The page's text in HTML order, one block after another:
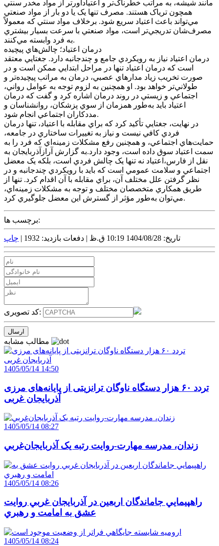
مانند شيشه، به مراتب خطرناک‌تر و اعتيادآورتر از مواد مخدر سنتي
همچون ترياک هستند. مصرف تنها يک يا دو بار از مواد صنعتي
مي‌تواند باعث اعتياد سريع شود. برخلاف مواد سنتي که معمولاً
مصرف‌شان تدريجي‌تر است، مواد صنعتي با سرعت بسيار بيشتري
به فرد وابسته مي‌کنند.
درمان اعتياد؛ چالش‌هاي پيچيده
درمان اعتياد نياز به رويکردي جامع و چندجانبه دارد. جغتايي معتقد
است که درمان اعتياد تنها در مراحل ابتدايي ممکن است و در
صورت تخريب زياد مدارهاي عصبي، درمان به مراتب پيچيده‌تر و
طولاني‌تر خواهد بود. او همچنين به لزوم توجه به عوامل رواني،
اجتماعي و زيستي در روند درمان اشاره کرد و گفت که درمان
اعتياد بايد به‌طور همزمان از سوي پزشکان، روانشناسان و
مددکاران اجتماعي انجام شود.
در نهايت، جغتايي تأکيد کرد که براي مقابله با اعتياد، تنها درمان
فردي کافي نيست و نياز به تغييرات ساختاري در جامعه،
حمايت‌هاي اجتماعي، و همچنين رفع مشکلات زمينه‌اي که فرد را به
سمت اعتياد سوق داده است، وجود دارد.به گزارش آرازآذربايجان به
نقل از فارس،اعتياد نه تنها يک چالش فردي است، بلکه يک معضل
اجتماعي و سلامت عمومي است که بايد با رويکردي چندجانبه و در
نظر گرفتن علل مختلف آن، براي مقابله با آن اقدام کرد. تنها از
طريق همکاري متخصصان مختلف و توجه به مشکلات زمينه‌اي،
مي‌توان به‌طور مؤثر از گسترش اين معضل جلوگيري کرد.
برچسب ها:
تاریخ: 1404/08/28 10:19 ق.ظ | دفعات بازدید: 1932 | چاپ
کد تصویری:
1405/05/14 14:50
تردد ۶۰ هزار دستگاه ناوگان ترانزیتی از پایانه‌های مرزی
آذربایجان ‌غربی
1405/05/14 08:27
زندان، مدرسه مهارت-روايت رتبه يک آذربايجان‌غربي
1405/05/14 08:26
راهپيمايي جاماندگان اربعين در آذربايجان غربي روايت
عشق به امامت و رهبري
1405/05/14 08:24